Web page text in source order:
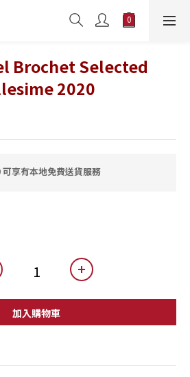
Brochet Selected
2020
享有本地免費送貨服務
加入購物車